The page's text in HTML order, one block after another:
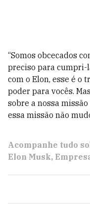
“Somos obcecados
preciso para cumpri-
com o Elon, esse é o
poder para vocês.
sobre a nossa
essa missão não
Acompanhe tudo
Elon Musk